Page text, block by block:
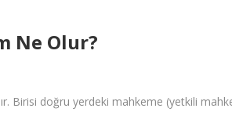
Ne Olur?
Birisi doğru yerdeki mahkeme (yetkili